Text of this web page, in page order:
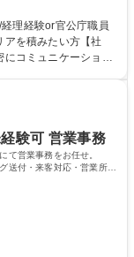
せいたします。研修
務詳細】■
る管理業務 ■収益部
「イベントコーナ
上記いずれかの部門
年平均16日取得
理経験or官公庁職員
を積みたい方【社
にコミュニケーション
ロジェクト：駐車場
た広告「ブライトサ
動を積極的に行って
験可 営業事務
て営業事務をお任せ。
送付・来客対応・営業所内